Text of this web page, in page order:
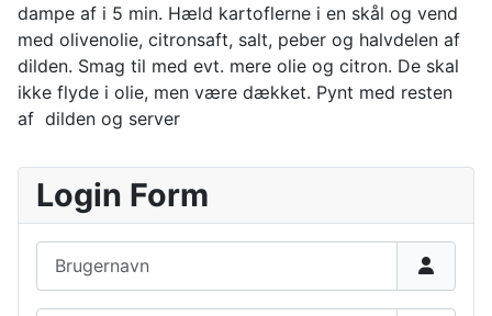
dampe af i 5 min. Hæld kartoflerne i en skål og vend
med olivenolie, citronsaft, salt, peber og halvdelen af
dilden. Smag til med evt. mere olie og citron. De skal
ikke flyde i olie, men være dækket. Pynt med resten
af dilden og server
Login Form